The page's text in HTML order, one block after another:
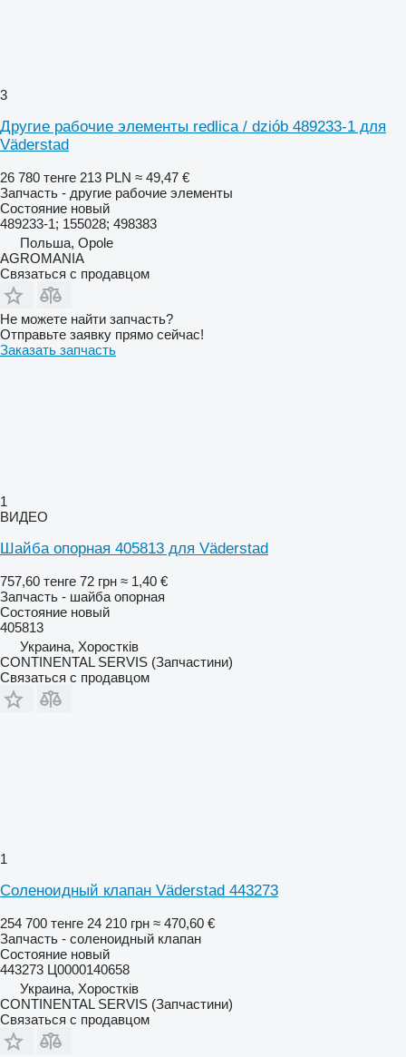
3
Другие рабочие элементы redlica / dziób 489233-1 для
Väderstad
26 780 тенге 213 PLN ≈ 49,47 €
Запчасть - другие рабочие элементы
Состояние новый
489233-1; 155028; 498383
Польша, Opole
AGROMANIA
Связаться с продавцом
Не можете найти запчасть?
Отправьте заявку прямо сейчас!
Заказать запчасть
1
ВИДЕО
Шайба опорная 405813 для Väderstad
757,60 тенге 72 грн ≈ 1,40 €
Запчасть - шайба опорная
Состояние новый
405813
Украина, Хоростків
CONTINENTAL SERVIS (Запчастини)
Связаться с продавцом
1
Соленоидный клапан Väderstad 443273
254 700 тенге 24 210 грн ≈ 470,60 €
Запчасть - соленоидный клапан
Состояние новый
443273 Ц0000140658
Украина, Хоростків
CONTINENTAL SERVIS (Запчастини)
Связаться с продавцом